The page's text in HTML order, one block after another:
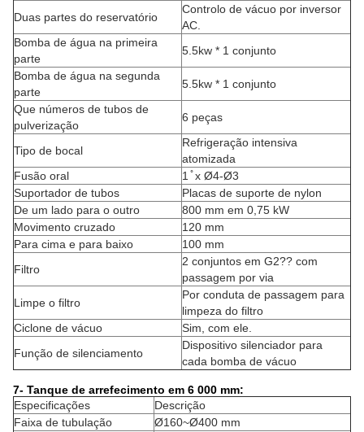
Duas partes do reservatório
Controlo de vácuo por inversor
AC.
Bomba de água na primeira
parte
5.5kw * 1 conjunto
Bomba de água na segunda
parte
5.5kw * 1 conjunto
Que números de tubos de
pulverização
6 peças
Tipo de bocal
Refrigeração intensiva
atomizada
Fusão oral
1 ̊ x Ø4-Ø3
Suportador de tubos
Placas de suporte de nylon
De um lado para o outro
800 mm em 0,75 kW
Movimento cruzado
120 mm
Para cima e para baixo
100 mm
Filtro
2 conjuntos em G2?? com
passagem por via
Limpe o filtro
Por conduta de passagem para
limpeza do filtro
Ciclone de vácuo
Sim, com ele.
Função de silenciamento
Dispositivo silenciador para
cada bomba de vácuo
7- Tanque de arrefecimento em 6 000 mm:
Especificações
Descrição
Faixa de tubulação
Ø160~Ø400 mm